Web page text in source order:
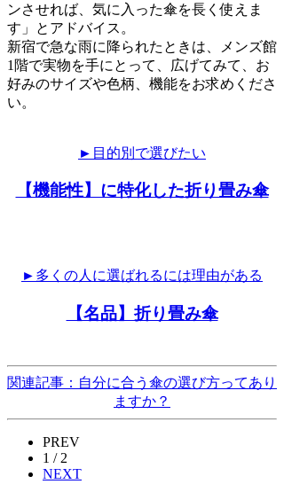
ンさせれば、気に入った傘を長く使えま
す」とアドバイス。
新宿で急な雨に降られたときは、メンズ館
1階で実物を手にとって、広げてみて、お
好みのサイズや色柄、機能をお求めくださ
い。
►目的別で選びたい
【機能性】に特化した折り畳み傘
►多くの人に選ばれるには理由がある
【名品】折り畳み傘
関連記事：自分に合う傘の選び方ってあり
ますか？
PREV
1 / 2
NEXT